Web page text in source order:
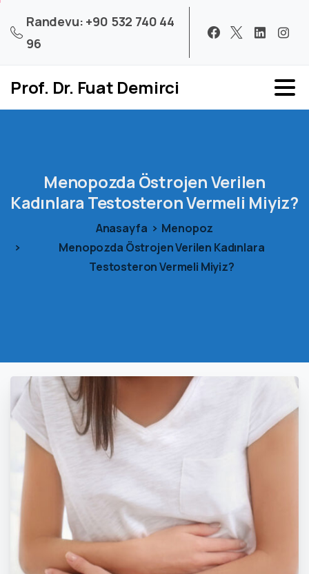
Randevu: +90 532 740 44
96
Prof. Dr. Fuat Demirci
Menopozda ÖstrojenVerilen
Kadınlara TestosteronVermeli Miyiz?
Anasayfa
Menopoz
Menopozda Östrojen Verilen Kadınlara
Testosteron Vermeli Miyiz?